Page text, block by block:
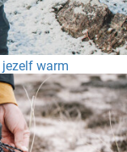
warm